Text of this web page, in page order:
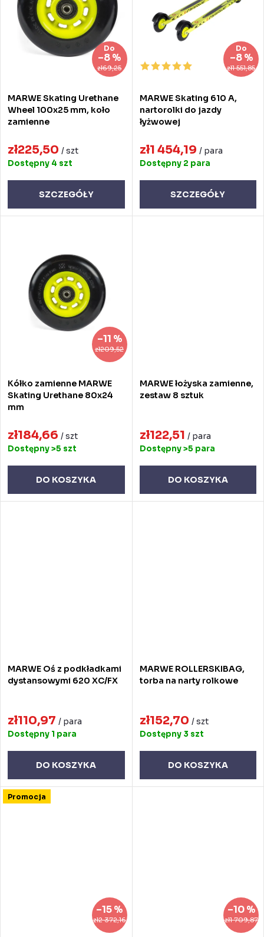
p
r
o
k
d
u
k
w
zł69,25
Do
–8 %
MARWE Skating Urethane
Wheel 100x25 mm, koło
zamienne
zł225,50 / szt
Dostępny 4 szt
SZCZEGÓŁY
zł1 551,85
Do
–8 %
MARWE Skating 610 A,
nartorolki do jazdy
łyżwowej
zł1 454,19 / para
Dostępny 2 para
SZCZEGÓŁY
zł209,52
–11 %
Kółko zamienne MARWE
Skating Urethane 80x24
mm
zł184,66 / szt
Dostępny>5 szt
DO KOSZYKA
MARWE łożyska zamienne,
zestaw 8 sztuk
zł122,51 / para
Dostępny>5 para
DO KOSZYKA
MARWE Oś z podkładkami
dystansowymi 620 XC/FX
zł110,97 / para
Dostępny 1 para
DO KOSZYKA
MARWE ROLLERSKIBAG,
torba na narty rolkowe
zł152,70 / szt
Dostępny 3 szt
DO KOSZYKA
Promocja
zł2 372,16
–15 %
zł1 709,87
–10 %